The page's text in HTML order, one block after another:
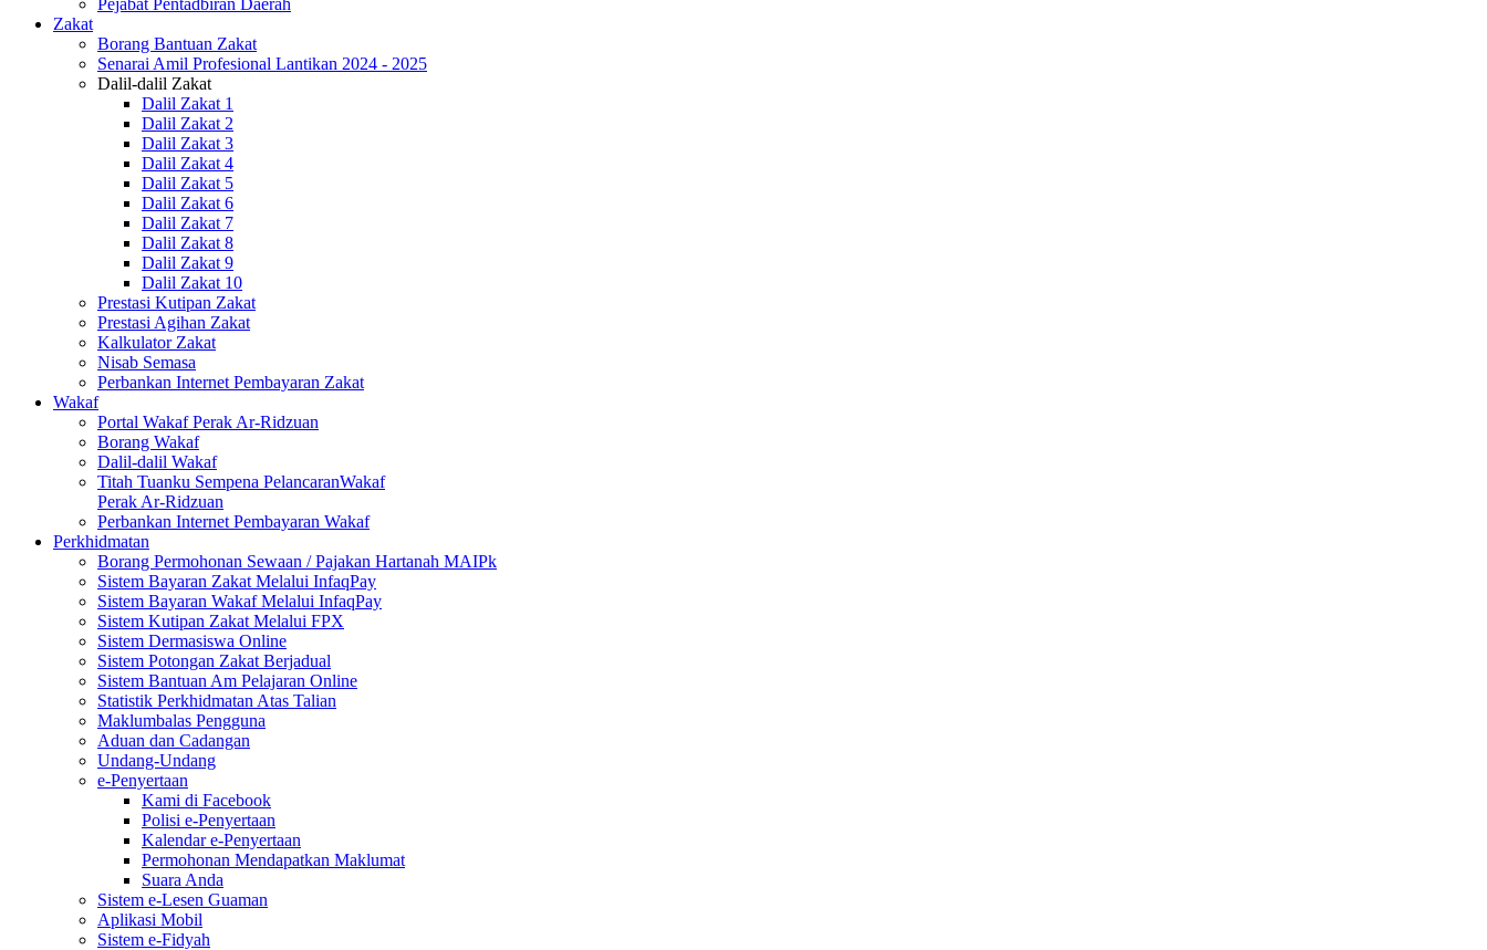
Pejabat Pentadbiran Daerah
Zakat
Borang Bantuan Zakat
Senarai Amil Profesional Lantikan 2024 - 2025
Dalil-dalil Zakat
Dalil Zakat 1
Dalil Zakat 2
Dalil Zakat 3
Dalil Zakat 4
Dalil Zakat 5
Dalil Zakat 6
Dalil Zakat 7
Dalil Zakat 8
Dalil Zakat 9
Dalil Zakat 10
Prestasi Kutipan Zakat
Prestasi Agihan Zakat
Kalkulator Zakat
Nisab Semasa
Perbankan Internet Pembayaran Zakat
Wakaf
Portal Wakaf Perak Ar-Ridzuan
Borang Wakaf
Dalil-dalil Wakaf
Titah Tuanku Sempena PelancaranWakaf
Perak Ar-Ridzuan
Perbankan Internet Pembayaran Wakaf
Perkhidmatan
Borang Permohonan Sewaan / Pajakan Hartanah MAIPk
Sistem Bayaran Zakat Melalui InfaqPay
Sistem Bayaran Wakaf Melalui InfaqPay
Sistem Kutipan Zakat Melalui FPX
Sistem Dermasiswa Online
Sistem Potongan Zakat Berjadual
Sistem Bantuan Am Pelajaran Online
Statistik Perkhidmatan Atas Talian
Maklumbalas Pengguna
Aduan dan Cadangan
Undang-Undang
e-Penyertaan
Kami di Facebook
Polisi e-Penyertaan
Kalendar e-Penyertaan
Permohonan Mendapatkan Maklumat
Suara Anda
Sistem e-Lesen Guaman
Aplikasi Mobil
Sistem e-Fidyah